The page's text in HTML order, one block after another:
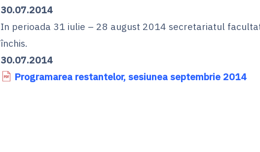
30.07.2014
In perioada 31 iulie – 28 august 2014 secretariatul
închis.
30.07.2014
Programarea restantelor, sesiunea septembrie 2014